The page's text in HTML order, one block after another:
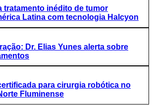
tratamento inédito de tumor
Latina com tecnologia Halcyon
Dr. Elias Yunes alerta sobre
para cirurgia robótica no
Fluminense